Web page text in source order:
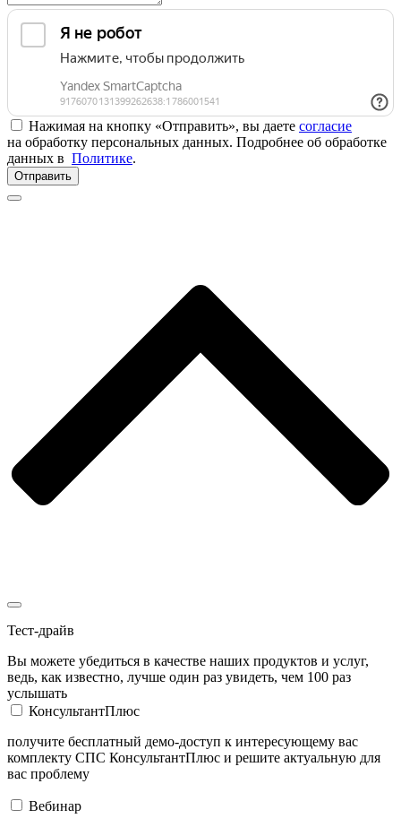
Нажимая на кнопку «Отправить», вы даете согласие
на обработку персональных данных. Подробнее об обработке
данных в Политике.
Отправить
Тест-драйв
Вы можете убедиться в качестве наших продуктов и услуг,
ведь, как известно, лучше один раз увидеть, чем 100 раз
услышать
КонсультантПлюс
получите бесплатный демо-доступ к интересующему вас
комплекту СПС КонсультантПлюс и решите актуальную для
вас проблему
Вебинар